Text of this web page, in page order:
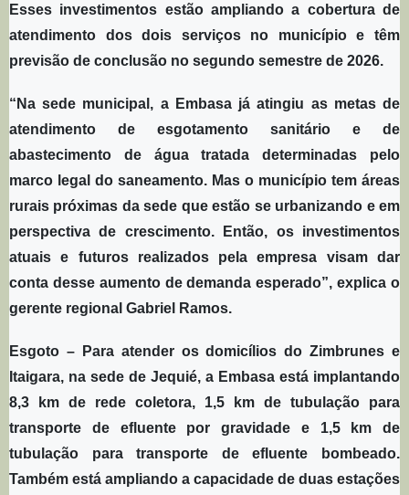
Esses investimentos estão ampliando a cobertura de
atendimento dos dois serviços no município e têm
previsão de conclusão no segundo semestre de 2026.
“Na sede municipal, a Embasa já atingiu as metas de
atendimento de esgotamento sanitário e de
abastecimento de água tratada determinadas pelo
marco legal do saneamento. Mas o município tem áreas
rurais próximas da sede que estão se urbanizando e em
perspectiva de crescimento. Então, os investimentos
atuais e futuros realizados pela empresa visam dar
conta desse aumento de demanda esperado”, explica o
gerente regional Gabriel Ramos.
Esgoto – Para atender os domicílios do Zimbrunes e
Itaigara, na sede de Jequié, a Embasa está implantando
8,3 km de rede coletora, 1,5 km de tubulação para
transporte de efluente por gravidade e 1,5 km de
tubulação para transporte de efluente bombeado.
Também está ampliando a capacidade de duas estações